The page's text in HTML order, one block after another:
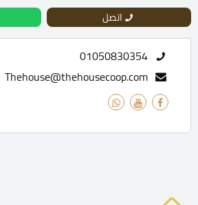
اتصل
01050830354
Thehouse@thehousecoop.com